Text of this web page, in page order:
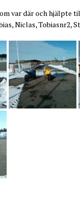
var där och hjälpte
Niclas, Tobiasnr2,